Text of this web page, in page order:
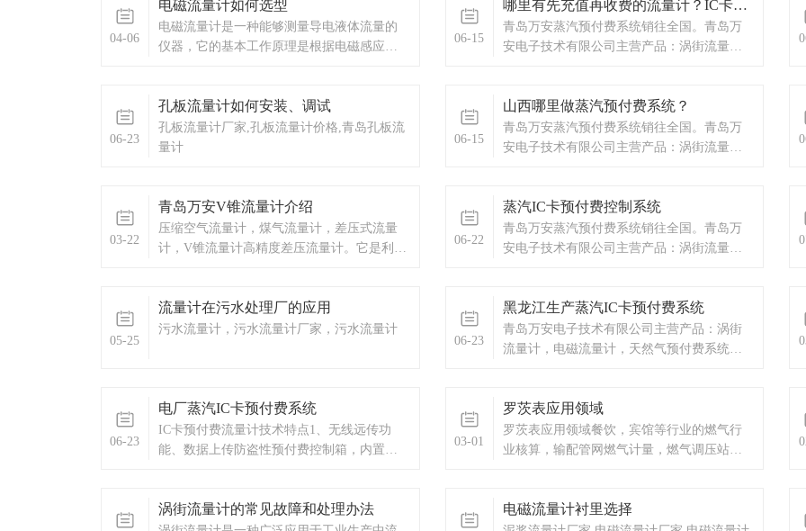
化项目。
化项目。
04-06
电磁流量计如何选型
电磁流量计是一种能够测量导电液体流量的
仪器，它的基本工作原理是根据电磁感应定
势，根据法拉第电磁感应定律，电磁流量计
产生的电信号与液体的流速成正比，通过测
量这个信号可以得到流体的流量大小。
06-15
哪里有先充值再收费的流量计？IC卡预付费
青岛万安蒸汽预付费系统销往全国。青岛万
安电子技术有限公司主营产品：涡街流量
示仪表，热量表，差压式仪表，分析仪器，
水质监测设备，压力仪表等，以及承接电气
自动化项目。欢迎来电
06-23
​孔板流量计如何安装、调试
孔板流量计厂家,孔板流量计价格,青岛孔板流
量计
06-15
山西哪里做蒸汽预付费系统？
青岛万安蒸汽预付费系统销往全国。青岛万
安电子技术有限公司主营产品：涡街流量
示仪表，热量表，差压式仪表，分析仪器，
水质监测设备，压力仪表等，以及承接电气
自动化项目。欢迎来电
03-22
青岛万安V锥流量计介绍
压缩空气流量计，煤气流量计，差压式流量
计，V锥流量计高精度差压流量计。它是利用
为沿管壁环状节流。
06-22
蒸汽IC卡预付费控制系统
青岛万安蒸汽预付费系统销往全国。青岛万
安电子技术有限公司主营产品：涡街流量
系统，蒸汽预付费系统，显示仪表，热量
表，差压式仪表，分析仪器，水质监测设
备，压力仪表等，以及承接电气自动化项
05-25
流量计在污水处理厂的应用
污水流量计，污水流量计厂家，污水流量计
06-23
黑龙江生产蒸汽IC卡预付费系统
青岛万安电子技术有限公司主营产品：涡街
流量计，电磁流量计，天然气预付费系统，
统，显示仪表，热量表，差压式仪表，分析
仪器，水质监测设备，压力仪表等，以及承
接电气自动化项目
06-23
电厂蒸汽IC卡预付费系统
IC卡预付费流量计技术特点1、无线远传功
能、数据上传防盗性预付费控制箱，内置
余额、阀门开度、箱门开闭状态等信息上传
03-01
罗茨表应用领域
罗茨表应用领域餐饮，宾馆等行业的燃气行
业核算，输配管网燃气计量，燃气调压站计
气体标准流量计量。
涡街流量计的常见故障和处理办法 电磁流量计衬里选择